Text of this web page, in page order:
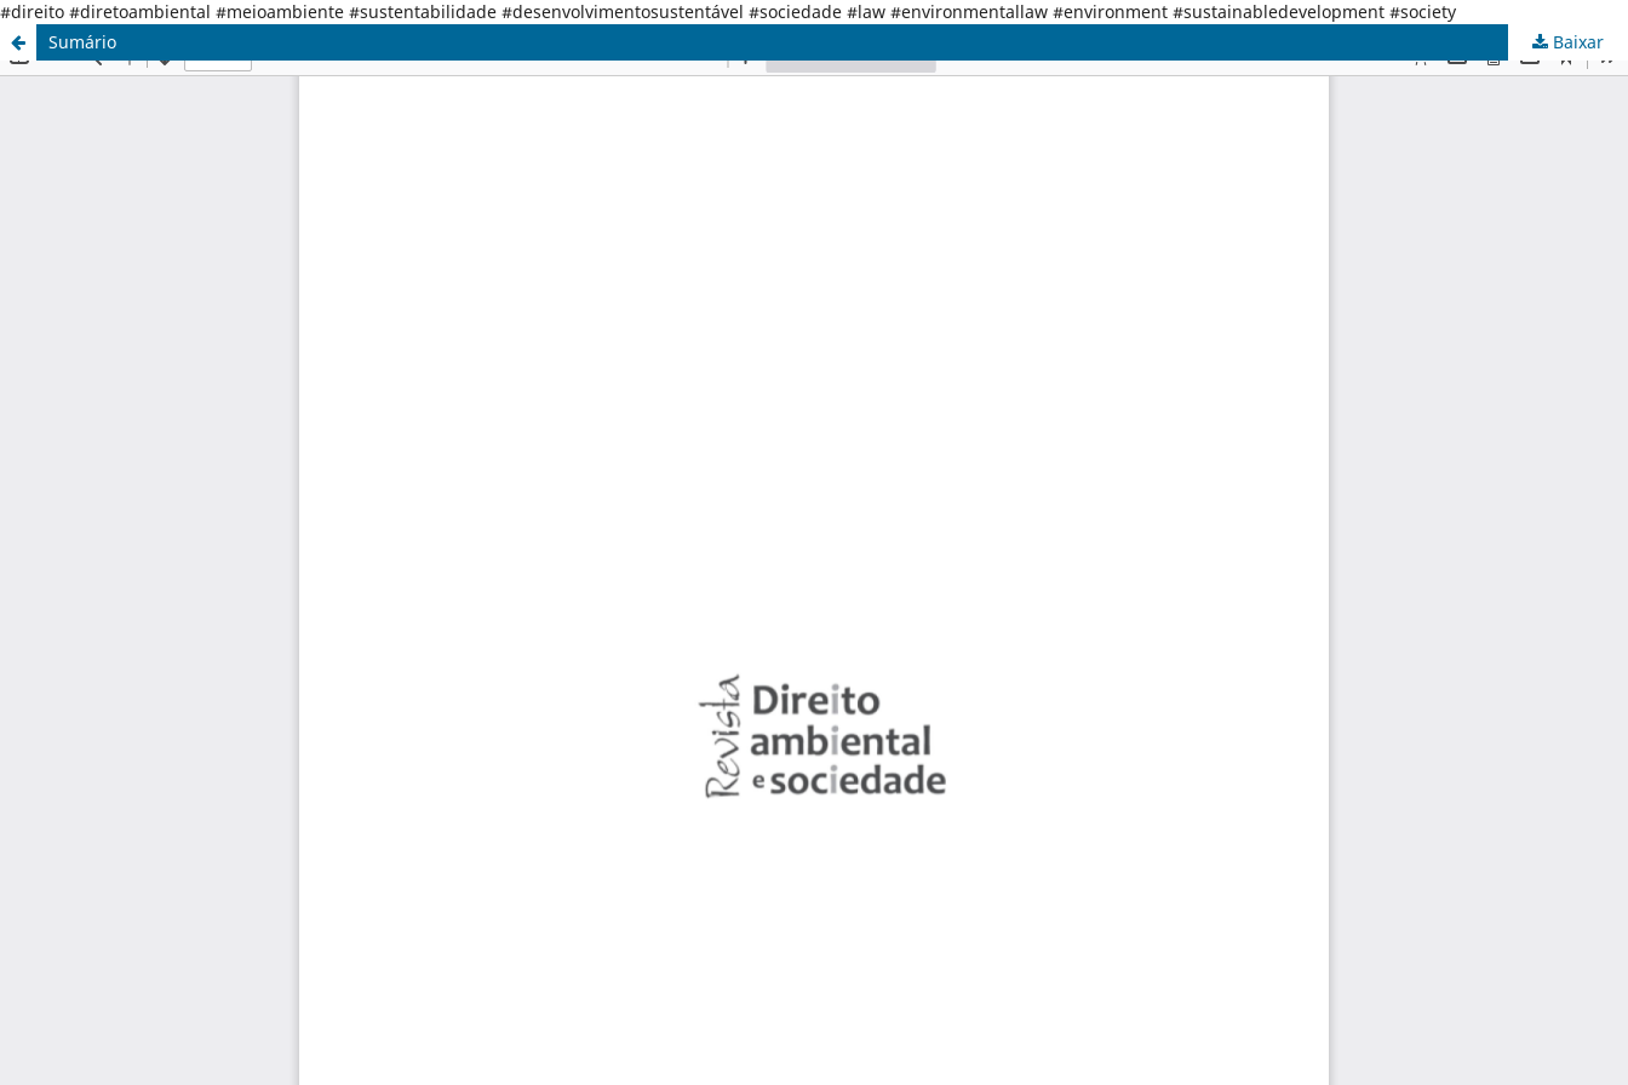
#direito #diretoambiental #meioambiente #sustentabilidade #desenvolvimentosustentável #sociedade #law #environmentallaw #environment #sustainabledevelopment #society
Sumário
Baixar